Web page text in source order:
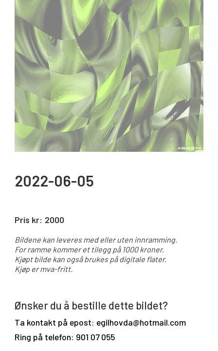
2022-06-05
Pris kr: 2000
Bildene kan leveres med eller uten innramming.
For ramme kommer et tilegg på 1000 kroner.
Kjøpt bilde kan også brukes på digitale flater.
Kjøp er mva-fritt.
Ønsker du å bestille dette bildet?
Ta kontakt på epost: egilhovda@hotmail.com
Ring på telefon: 901 07 055